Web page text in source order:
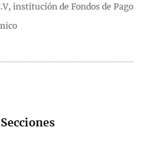
institución de Fondos de Pago
Secciones